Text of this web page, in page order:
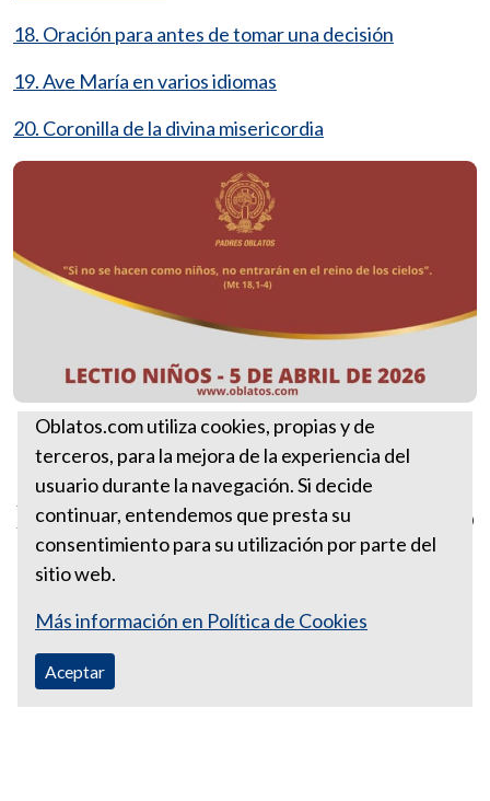
18. Oración para antes de tomar una decisión
19. Ave María en varios idiomas
20. Coronilla de la divina misericordia
Santa Sede
Más Lectios Divinas para niños
Lectio-niños 5 de abril de 2026
Oblatos.com utiliza cookies, propias y de
terceros, para la mejora de la experiencia del
usuario durante la navegación. Si decide
continuar, entendemos que presta su
consentimiento para su utilización por parte del
sitio web.
Más información en Política de Cookies
Aceptar